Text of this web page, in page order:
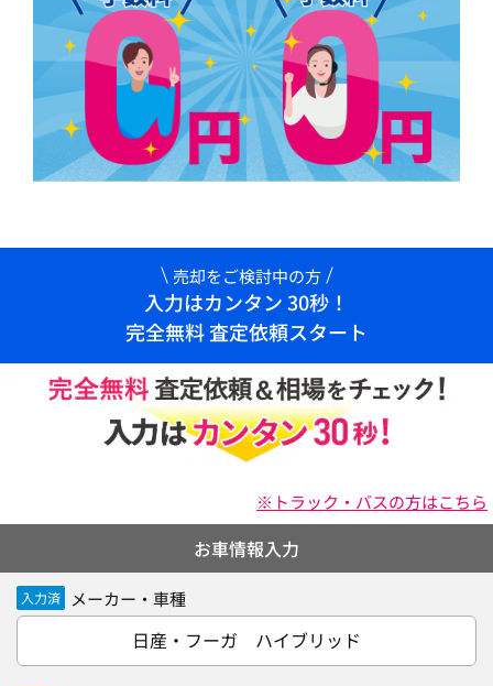
売却をご検討中の方
入力はカンタン 30秒！
完全無料 査定依頼スタート
※トラック・バスの方はこちら
お車情報入力
入力済 メーカー・車種
日産・フーガ ハイブリッド